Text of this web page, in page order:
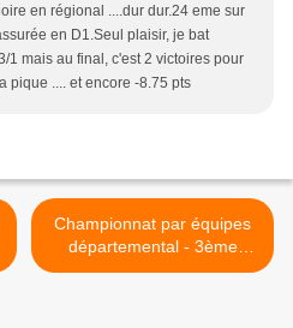
en régional ....dur dur.24 eme sur
en D1.Seul plaisir, je bat
1 mais au final, c'est 2 victoires pour
pique .... et encore -8.75 pts
Championnat par équipes
départemental - 3ème
Journée Séniors >